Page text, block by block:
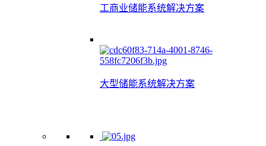
工商业储能系统解决方案
大型储能系统解决方案